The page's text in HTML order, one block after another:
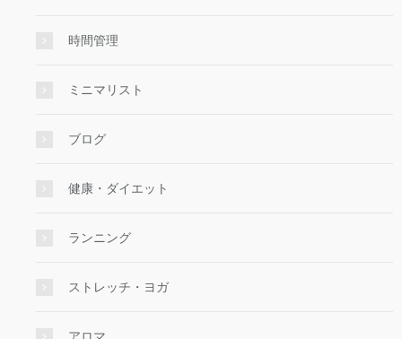
時間管理
ミニマリスト
ブログ
健康・ダイエット
ランニング
ストレッチ・ヨガ